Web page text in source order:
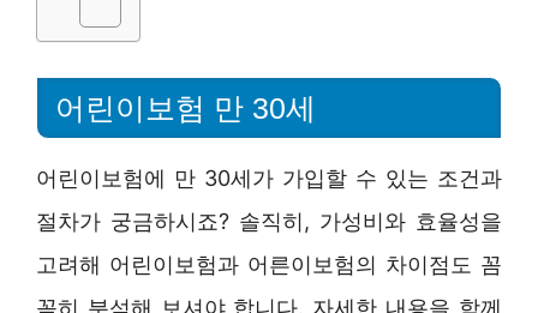
어린이보험 만 30세
어린이보험에 만 30세가 가입할 수 있는 조건과
절차가 궁금하시죠? 솔직히, 가성비와 효율성을
고려해 어린이보험과 어른이보험의 차이점도 꼼
꼼히 분석해 보셔야 합니다. 자세한 내용을 함께